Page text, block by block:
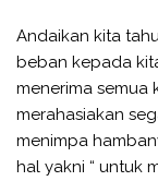
Andaikan kita
beban kepada
menerima semua
merahasiakan
menimpa
hal yakni “ untuk